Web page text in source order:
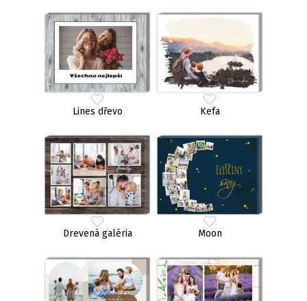
Lines dřevo Kefa
Drevená galéria Moon